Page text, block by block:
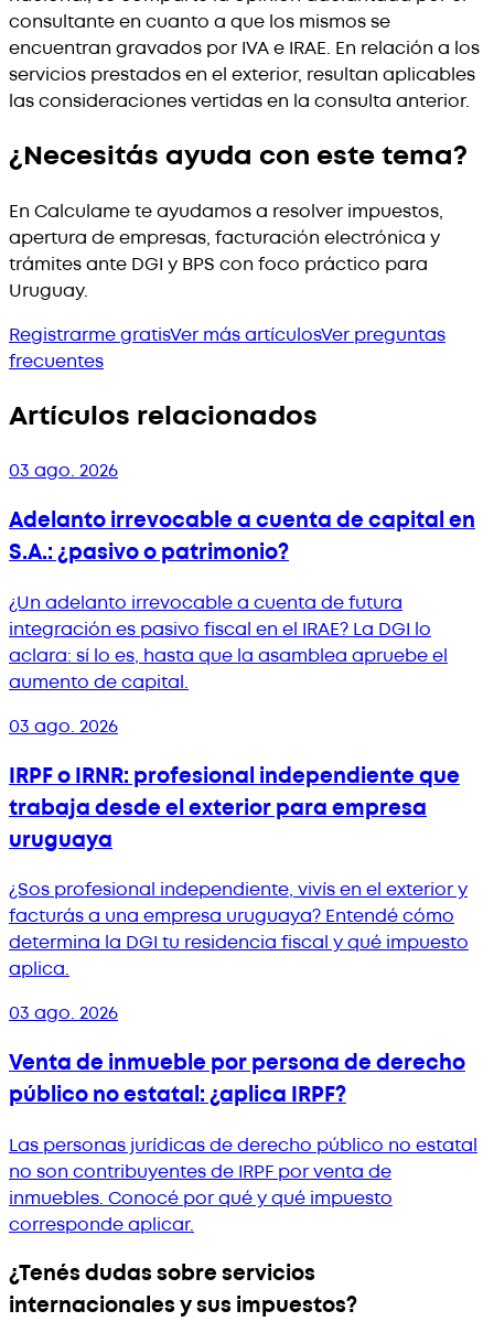
consultante en cuanto a que los mismos se
encuentran gravados por IVA e IRAE. En relación a los
servicios prestados en el exterior, resultan aplicables
las consideraciones vertidas en la consulta anterior.
¿Necesitás ayuda con este tema?
En Calculame te ayudamos a resolver impuestos,
apertura de empresas, facturación electrónica y
trámites ante DGI y BPS con foco práctico para
Uruguay.
Registrarme gratisVer más artículosVer preguntas
frecuentes
Artículos relacionados
03 ago. 2026
Adelanto irrevocable a cuenta de capital en
S.A.: ¿pasivo o patrimonio?
¿Un adelanto irrevocable a cuenta de futura
integración es pasivo fiscal en el IRAE? La DGI lo
aclara: sí lo es, hasta que la asamblea apruebe el
aumento de capital.
03 ago. 2026
IRPF o IRNR: profesional independiente que
trabaja desde el exterior para empresa
uruguaya
¿Sos profesional independiente, vivís en el exterior y
facturás a una empresa uruguaya? Entendé cómo
determina la DGI tu residencia fiscal y qué impuesto
aplica.
03 ago. 2026
Venta de inmueble por persona de derecho
público no estatal: ¿aplica IRPF?
Las personas jurídicas de derecho público no estatal
no son contribuyentes de IRPF por venta de
inmuebles. Conocé por qué y qué impuesto
corresponde aplicar.
¿Tenés dudas sobre servicios
internacionales y sus impuestos?